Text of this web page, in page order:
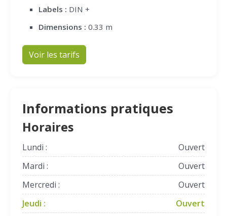
Labels : DIN +
Dimensions : 0.33 m
Voir les tarifs
Informations pratiques
Horaires
Lundi :
Ouvert
Mardi :
Ouvert
Mercredi :
Ouvert
Jeudi :
Ouvert